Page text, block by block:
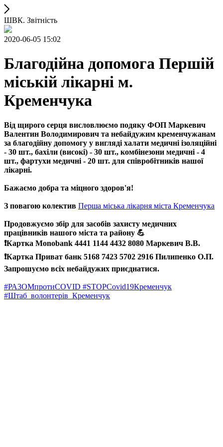
ШВК. Звітність
2020-06-05 15:02
Благодійна допомога Першій
міській лікарні м.
Кременчука
Від щирого серця висловлюємо подяку ФОП Маркевич
Валентин Володимирович та небайдужим кременчужанам
за благодійну допомогу у вигляді халати медичні ізоляційні
- 30 шт., бахіли (високі) - 30 шт., комбінезони медичні - 4
шт., фартухи медичні - 20 шт. для співробітників нашої
лікарні.
Бажаємо добра та міцного здоров'я!
З повагою колектив Перша міська лікарня міста Кременчука
Продовжуємо збір для засобів захисту медичних
працівників нашого міста та району 💪
❗️Картка Monobank 4441 1144 4432 8080 Маркевич В.В.
❗️Картка Приват банк 5168 7423 5702 2916 Пилипенко О.П.
Запрошуємо всіх небайдужих приєднатися.
#РАЗОМпротиCOVID #STOPCovid19Кременчук
#Штаб_волонтерів_Кременчук